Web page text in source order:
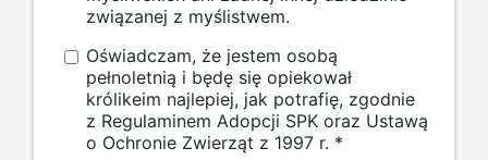
związanej z myślistwem.
Oświadczam, że jestem osobą
pełnoletnią i będę się opiekował
królikeim najlepiej, jak potrafię, zgodnie
z Regulaminem Adopcji SPK oraz Ustawą
o Ochronie Zwierząt z 1997 r. *